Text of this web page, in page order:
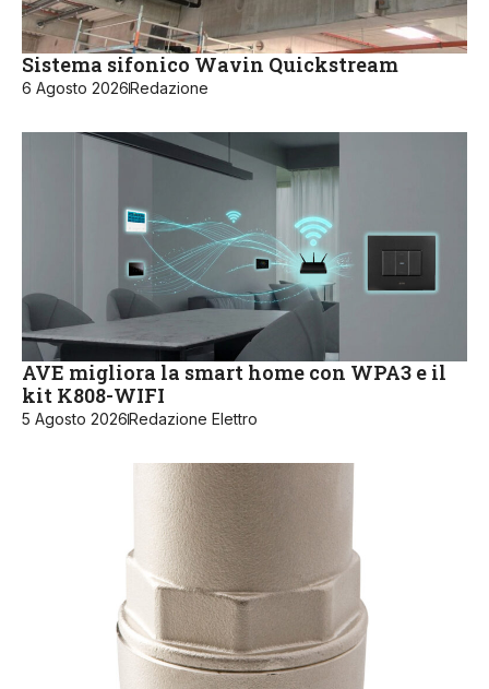
Sistema sifonico Wavin Quickstream
6 Agosto 2026Redazione
AVE migliora la smart home con WPA3 e il
kit K808-WIFI
5 Agosto 2026Redazione Elettro